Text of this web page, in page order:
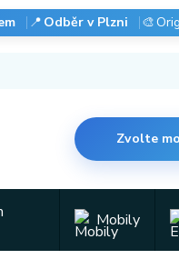
📍 Odběr v Plzni 🎨
Zvolte
Mobily